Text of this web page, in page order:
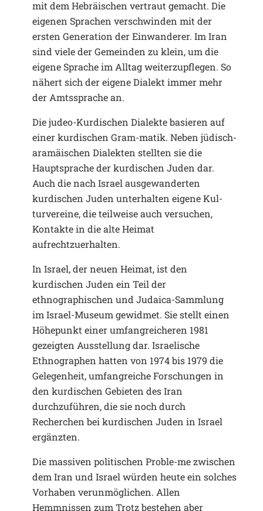
mit dem Hebräischen vertraut gemacht. Die
eigenen Sprachen verschwinden mit der
ersten Generation der Einwanderer. Im Iran
sind viele der Gemeinden zu klein, um die
eigene Sprache im Alltag weiterzupflegen. So
nähert sich der eigene Dialekt immer mehr
der Amtssprache an.
Die judeo-Kurdischen Dialekte basieren auf
einer kurdischen Gram-matik. Neben jüdisch-
aramäischen Dialekten stellten sie die
Hauptsprache der kurdischen Juden dar.
Auch die nach Israel ausgewanderten
kurdischen Juden unterhalten eigene Kul-
turvereine, die teilweise auch versuchen,
Kontakte in die alte Heimat
aufrechtzuerhalten.
In Israel, der neuen Heimat, ist den
kurdischen Juden ein Teil der
ethnographischen und Judaica-Sammlung
im Israel-Museum gewidmet. Sie stellt einen
Höhepunkt einer umfangreicheren 1981
gezeigten Ausstellung dar. Israelische
Ethnographen hatten von 1974 bis 1979 die
Gelegenheit, umfangreiche Forschungen in
den kurdischen Gebieten des Iran
durchzuführen, die sie noch durch
Recherchen bei kurdischen Juden in Israel
ergänzten.
Die massiven politischen Proble-me zwischen
dem Iran und Israel würden heute ein solches
Vorhaben verunmöglichen. Allen
Hemmnissen zum Trotz bestehen aber